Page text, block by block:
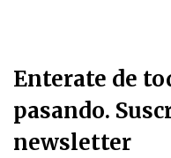
Enterate de
pasando.
newsletter